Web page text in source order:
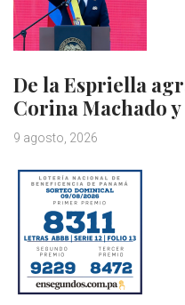
De la Espriella
Corina Machado
9 agosto, 2026